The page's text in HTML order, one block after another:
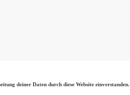
deiner Daten durch diese Website einverstanden.